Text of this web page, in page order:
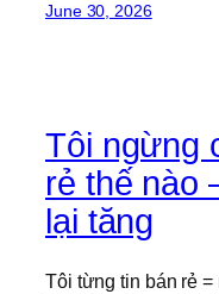
June 30, 2026
Tôi ngừng
rẻ thế nào
lại tăng
Tôi từng tin bán rẻ